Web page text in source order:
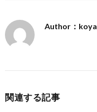
Author：koya
関連する記事